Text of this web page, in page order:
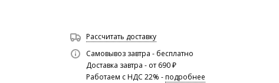
Рассчитать доставку
Самовывоз завтра - бесплатно
Доставка завтра - от 690 ₽
Работаем с НДС 22% -подробнее